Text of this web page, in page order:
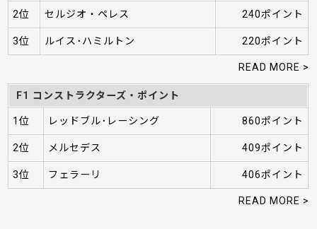
2位 セルジオ・ペレス 240ポイント
3位 ルイス･ハミルトン 220ポイント
READ MORE >
F1 コンストラクターズ・ポイント
1位 レッドブル･レーシング 860ポイント
2位 メルセデス 409ポイント
3位 フェラーリ 406ポイント
READ MORE >